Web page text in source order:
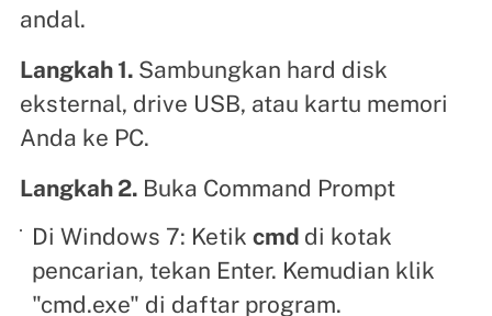
andal.
Langkah 1. Sambungkan hard disk
eksternal, drive USB, atau kartu memori
Anda ke PC.
Langkah 2. Buka Command Prompt
Di Windows 7: Ketikcmd di kotak
pencarian, tekan Enter. Kemudian klik
"cmd.exe" di daftar program.